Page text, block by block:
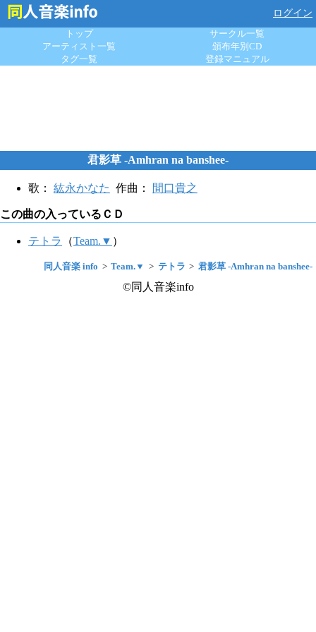
ログイン
トップ
サークル一覧
アーティスト一覧
頒布年別CD
タグ一覧
登録マニュアル
君影草 -Amhran na banshee-
歌： 紘永かなた 作曲： 間口貴之
この曲の入っているＣＤ
テトラ （Team.▼ ）
同人音楽 info Team.▼ テトラ 君影草 -Amhran na banshee-
©同人音楽info